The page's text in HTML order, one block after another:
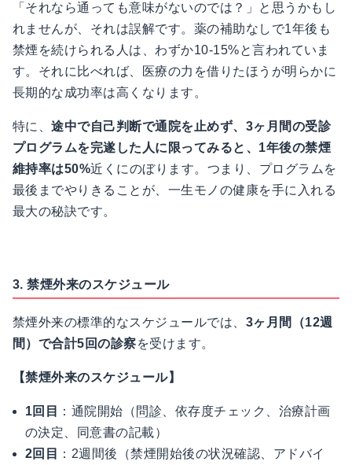
「それなら通っても意味がないのでは？」と思うかもし
れませんが、それは誤解です。薬の補助なしで1年後も
禁煙を続けられる人は、わずか10-15%と言われていま
す。それに比べれば、医療の力を借りたほうが明らかに
長期的な成功率は高くなります。
特に、途中で自己判断で通院を止めず、3ヶ月間の受診
プログラムを完遂した人に限ってみると、1年後の禁煙
維持率は50%近くにのぼります。つまり、プログラムを
最後までやりきることが、一生モノの健康を手に入れる
最大の秘訣です。
3. 禁煙外来のスケジュール
禁煙外来の標準的なスケジュールでは、 3ヶ月間（12週
間）で合計5回の診察を受けます。
【禁煙外来のスケジュール】
1回目 ：通院開始（ 問診、依存度チェック、治療計画
の決定、同意書の記載）
2回目
：2週間後（禁煙開始後の状況確認、アドバイ